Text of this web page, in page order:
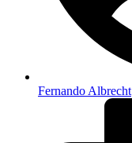
Fernando Albrecht